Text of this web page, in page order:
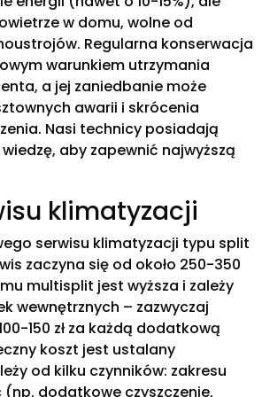
w domu, wolne od
Regularna konserwacja
warunkiem utrzymania
a jej zaniedbanie może
awarii i skrócenia
Nasi technicy posiadają
wiedzę, aby zapewnić najwyższą
klimatyzacji
serwisu klimatyzacji typu split
zaczyna się od około 250-350
multisplit jest wyższa i zależy
wewnętrznych – zazwyczaj
150 zł za każdą dodatkową
koszt jest ustalany
od kilku czynników: zakresu
dodatkowe czyszczenie,